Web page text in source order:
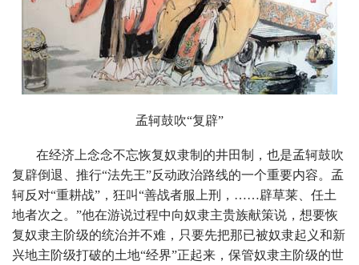
孟轲鼓吹“复辟”
在经济上念念不忘恢复奴隶制的井田制，也是孟轲鼓吹
复辟倒退、推行“法先王”反动政治路线的一个重要内容。孟
轲反对“重耕战”，狂叫“善战者服上刑，……辟草莱、任土
地者次之。”他在游说过程中向奴隶主贵族献策说，想要恢
复奴隶主阶级的统治并不难，只要先把那已被奴隶起义和新
兴地主阶级打破的土地“经界”正起来，保管奴隶主阶级的世